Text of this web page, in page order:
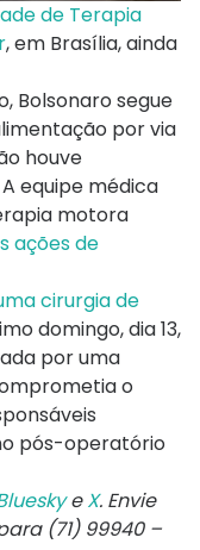
de Terapia
, em Brasília, ainda
Bolsonaro segue
por via
houve
equipe médica
motora
ações de
cirurgia de
domingo, dia 13,
por uma
o
pós-operatório
eX. Envie
(71) 99940 –